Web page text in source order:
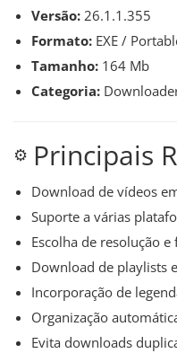
Versão: 26.1.1.355
Formato: EXE /
Tamanho: 164 Mb
Categoria:
⚙️ Principais
Download de vídeos
Suporte a várias
Escolha de resolução
Download de playlists
Incorporação de
Organização
Evita downloads